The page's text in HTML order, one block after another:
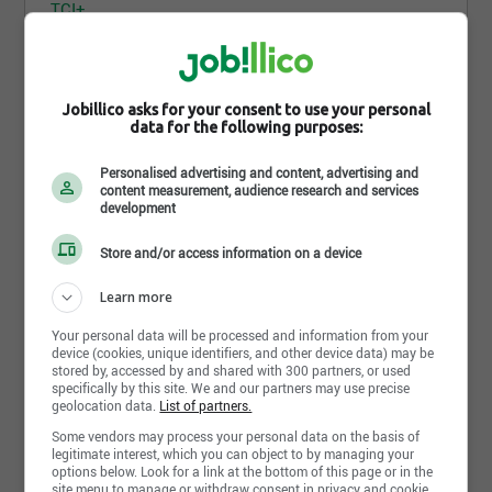
TCI+
1 août 2026
Estimateur(trice) de projets (postes
TCI+
Laval, QC
1 août 2026
Chargé de projets (Grands Projets
Éoliens/Lignes Haute Tension)
TCI+
Laval, QC
30 juillet 2026
Conseiller(ère) SST
TCI+
Jobillico asks for your consent to use your personal
data for the following purposes:
Personalised advertising and content, advertising and
content measurement, audience research and services
development
Store and/or access information on a device
Learn more
Your personal data will be processed and information from your
device (cookies, unique identifiers, and other device data) may be
stored by, accessed by and shared with 300 partners, or used
specifically by this site. We and our partners may use precise
geolocation data. List of partners.
Some vendors may process your personal data on the basis of
legitimate interest, which you can object to by managing your
options below. Look for a link at the bottom of this page or in the